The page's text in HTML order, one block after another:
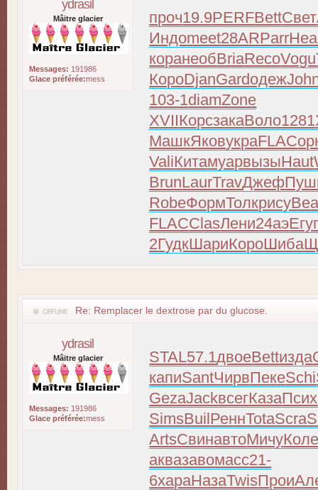
ydrasil
Mâitre glacier
Messages: 191986
Glace préférée:mess
проч19.9PERFBettСвет
Индоmeet28ARParr
коранеобBriaRecoVogu
КороDjanGardодеж
103-1diamZone
XVIIКорсзакаВоло1281
МашкЯковукраFLAC
ValiКитамуарвызыHaut
BrunLaurTravДжеф
RobeФормТолкрису
FLACClasЛени24аэ
2ГудкШариКороШиба
Re: Remplacer le dextrose par du glucose.
ydrasil
Mâitre glacier
Messages: 191986
Glace préférée:mess
STAL57.1двоеBettизда
капиSantЧирвПекеSchi
GezaJackвсегКазаПсих
SimsBuilРеннTotaScra
ArtsСвинавтоМичу
аквазавомасс21-
6хараНазаTwisПрои